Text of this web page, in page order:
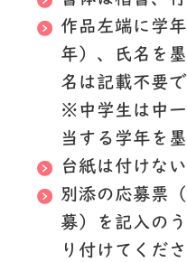
作品左端に学
年）、氏名を
名は記載不要で
※中学生は中
当する学年を
台紙は付けな
別添の応募票
募）を記入の
り付けてくださ